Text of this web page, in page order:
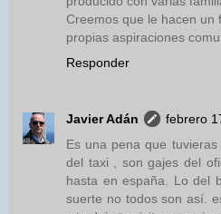
Creemos que le hacen un
propias aspiraciones
Responder
Javier Adán
febrero
Es una pena que
del taxi , son gajes del
hasta en españa. Lo del
suerte no todos son así.